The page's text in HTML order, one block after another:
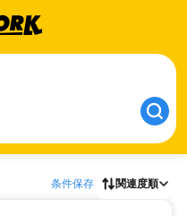
条件保存 関連度順